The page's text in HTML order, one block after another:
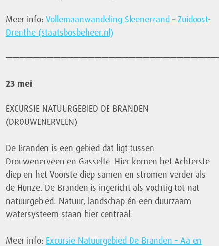
Meer info: Vollemaanwandeling Sleenerzand – Zuidoost-
Drenthe (staatsbosbeheer.nl)
23 mei
EXCURSIE NATUURGEBIED DE BRANDEN
(DROUWENERVEEN)
De Branden is een gebied dat ligt tussen
Drouwenerveen en Gasselte. Hier komen het Achterste
diep en het Voorste diep samen en stromen verder als
de Hunze. De Branden is ingericht als vochtig tot nat
natuurgebied. Natuur, landschap én een duurzaam
watersysteem staan hier centraal.
Meer info: Excursie Natuurgebied De Branden – Aa en